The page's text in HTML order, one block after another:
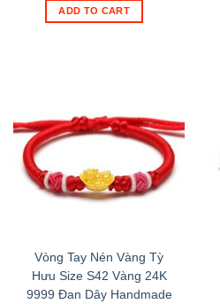
ADD TO CART
Vòng Tay Nén Vàng Tỳ
Hưu Size S42 Vàng 24K
9999 Đan Dây Handmade